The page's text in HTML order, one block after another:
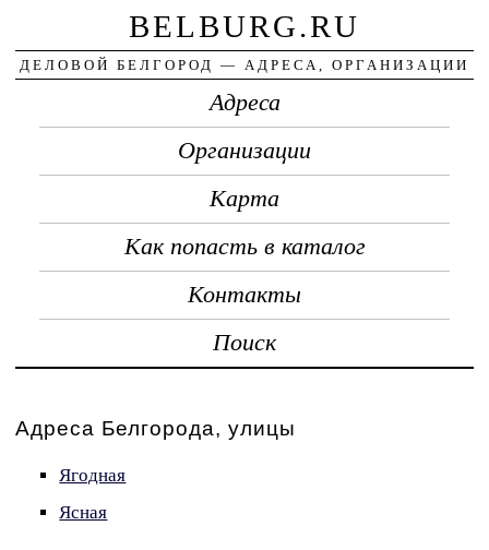
BELBURG.RU
ДЕЛОВОЙ БЕЛГОРОД — АДРЕСА, ОРГАНИЗАЦИИ
Адреса
Организации
Карта
Как попасть в каталог
Контакты
Поиск
Адреса Белгорода, улицы
Ягодная
Ясная